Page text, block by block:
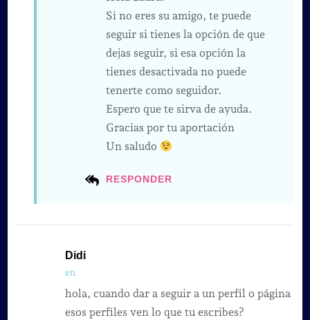
RESPONDER
Si no eres su amigo, te puede
seguir si tienes la opción de que
dejas seguir, si esa opción la
tienes desactivada no puede
tenerte como seguidor.
Espero que te sirva de ayuda.
Gracias por tu aportación
Un saludo
Didi
en
hola, cuando dar a seguir a un perfil o página
esos perfiles ven lo que tu escribes?